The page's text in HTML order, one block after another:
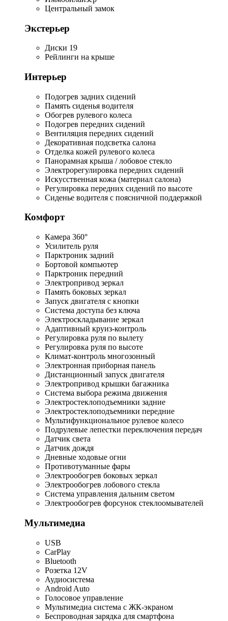
Центральный замок
Экстерьер
Диски 19
Рейлинги на крыше
Интерьер
Подогрев задних сидений
Память сиденья водителя
Обогрев рулевого колеса
Подогрев передних сидений
Вентиляция передних сидений
Декоративная подсветка салона
Отделка кожей рулевого колеса
Панорамная крыша / лобовое стекло
Электрорегулировка передних сидений
Искусственная кожа (материал салона)
Регулировка передних сидений по высоте
Сиденье водителя с поясничной поддержкой
Комфорт
Камера 360°
Усилитель руля
Парктроник задний
Бортовой компьютер
Парктроник передний
Электропривод зеркал
Память боковых зеркал
Запуск двигателя с кнопки
Система доступа без ключа
Электроскладывание зеркал
Адаптивный круиз-контроль
Регулировка руля по вылету
Регулировка руля по высоте
Климат-контроль многозонный
Электронная приборная панель
Дистанционный запуск двигателя
Электропривод крышки багажника
Система выбора режима движения
Электростеклоподъемники задние
Электростеклоподъемники передние
Мультифункциональное рулевое колесо
Подрулевые лепестки переключения передач
Датчик света
Датчик дождя
Дневные ходовые огни
Противотуманные фары
Электрообогрев боковых зеркал
Электрообогрев лобового стекла
Система управления дальним светом
Электрообогрев форсунок стеклоомывателей
Мультимедиа
USB
CarPlay
Bluetooth
Розетка 12V
Аудиосистема
Android Auto
Голосовое управление
Мультимедиа система с ЖК-экраном
Беспроводная зарядка для смартфона